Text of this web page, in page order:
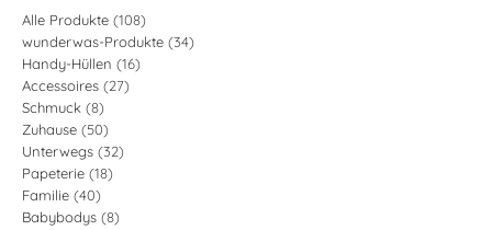
Alle Produkte 108108
Produkte
wunderwas-Produkte 3434
Handy-Hüllen 1616
Accessoires 2727
Schmuck 88
Produkte
Zuhause 5050
Produkte
Unterwegs 3232
Papeterie 1818
Familie 4040
Produkte
Babybodys 88